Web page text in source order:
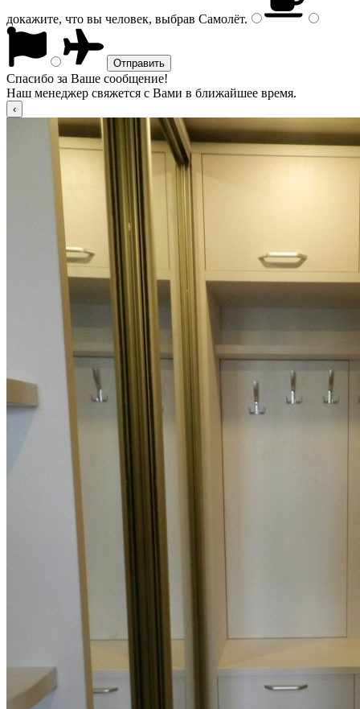
докажите, что вы человек, выбрав Самолёт.
Спасибо за Ваше сообщение!
Наш менеджер свяжется с Вами в ближайшее время.